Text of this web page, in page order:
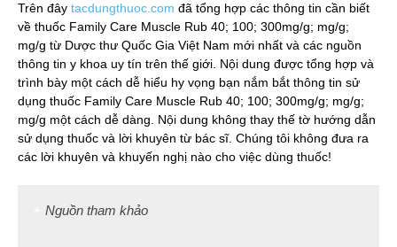
Trên đây tacdungthuoc.com đã tổng hợp các thông tin cần biết
về thuốc Family Care Muscle Rub 40; 100; 300mg/g; mg/g;
mg/g từ Dược thư Quốc Gia Việt Nam mới nhất và các nguồn
thông tin y khoa uy tín trên thế giới. Nội dung được tổng hợp và
trình bày một cách dễ hiểu hy vọng bạn nắm bắt thông tin sử
dụng thuốc Family Care Muscle Rub 40; 100; 300mg/g; mg/g;
mg/g một cách dễ dàng. Nội dung không thay thế tờ hướng dẫn
sử dụng thuốc và lời khuyên từ bác sĩ. Chúng tôi không đưa ra
các lời khuyên và khuyến nghị nào cho việc dùng thuốc!
Nguồn tham khảo